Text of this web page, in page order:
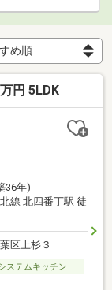
円 5LDK
36年)
線 北四番丁駅 徒
区上杉３
ステムキッチン